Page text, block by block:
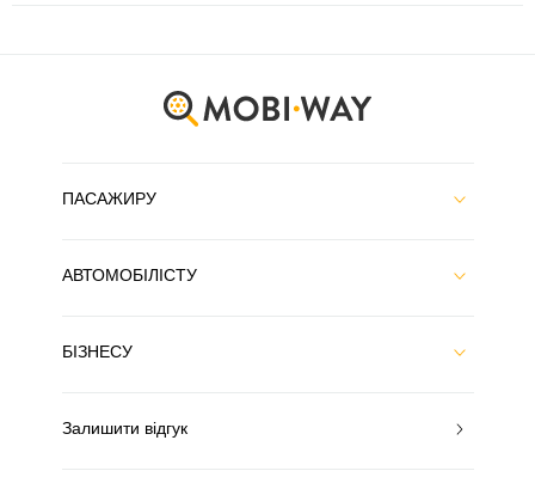
ПАСАЖИРУ
АВТОМОБІЛІСТУ
БІЗНЕСУ
Залишити відгук